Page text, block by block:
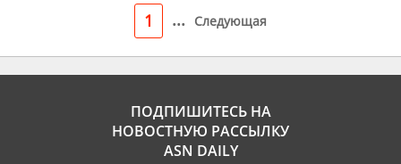
1 ... Следующая
ПОДПИШИТЕСЬ НА
НОВОСТНУЮ РАССЫЛКУ
ASN DAILY